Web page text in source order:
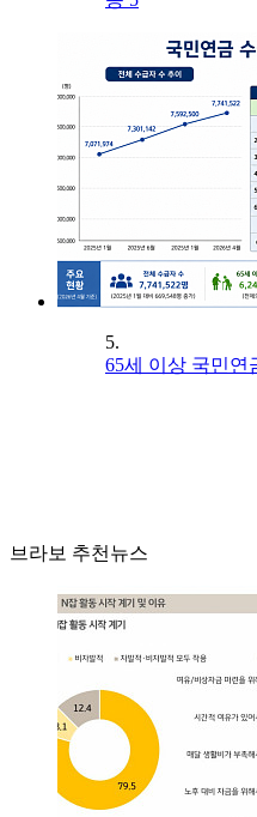
5.
65세 이상 국민연
브라보 추천뉴스